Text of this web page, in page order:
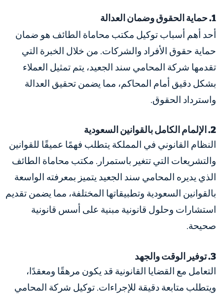
1. حماية الحقوق وضمان العدالة
أحد أهم أسباب توكيل مكتب محاماة الطائف هو ضمان
حماية حقوق الأفراد والشركات. من خلال الخبرة التي
تقدمها شركة المحامي سند الجعيد، يتم تمثيل العملاء
بشكل دقيق أمام المحاكم، مما يضمن تحقيق العدالة
واسترداد الحقوق.
2. الإلمام الكامل بالقوانين السعودية
النظام القانوني في المملكة يتطلب فهمًا عميقًا للقوانين
والتشريعات التي تتغير باستمرار. مكتب محاماة الطائف
الذي يديره المحامي سند الجعيد يتميز بمعرفته الواسعة
بالقوانين السعودية وتطبيقاتها المختلفة، مما يضمن تقديم
استشارات وحلول قانونية مبنية على أسس قانونية
صحيحة.
3. توفير الوقت والجهد
التعامل مع القضايا القانونية قد يكون مرهقًا ومعقدًا،
ويتطلب متابعة دقيقة للإجراءات. توكيل شركة المحامي